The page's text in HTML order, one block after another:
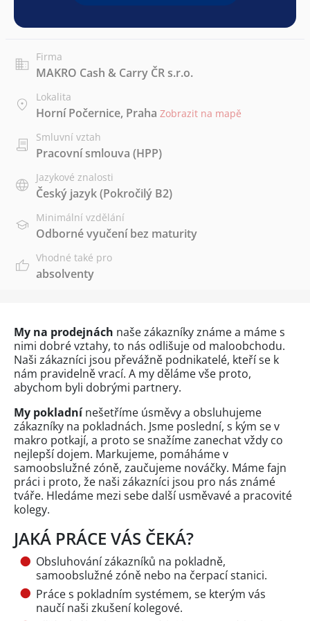
Firma
MAKRO Cash & Carry ČR s.r.o.
Lokalita
Horní Počernice, Praha Zobrazit na mapě
Smluvní vztah
Pracovní smlouva (HPP)
Jazykové znalosti
Český jazyk(Pokročilý B2)
Minimální vzdělání
Odborné vyučení bez maturity
Vhodné také pro
absolventy
My na prodejnách naše zákazníky známe a máme s
nimi dobré vztahy, to nás odlišuje od maloobchodu.
Naši zákazníci jsou převážně podnikatelé, kteří se k
nám pravidelně vrací. A my děláme vše proto,
abychom byli dobrými partnery.
My pokladnínešetříme úsměvy a obsluhujeme
zákazníky na pokladnách. Jsme poslední, s kým se v
makro potkají, a proto se snažíme zanechat vždy co
nejlepší dojem. Markujeme, pomáháme v
samoobslužné zóně, zaučujeme nováčky. Máme fajn
práci i proto, že naši zákazníci jsou pro nás známé
tváře. Hledáme mezi sebe další usměvavé a pracovité
kolegy.
JAKÁ PRÁCE VÁS ČEKÁ?
Obsluhování zákazníků na pokladně,
samoobslužné zóně nebo na čerpací stanici.
Práce s pokladním systémem, se kterým vás
naučí naši zkušení kolegové.